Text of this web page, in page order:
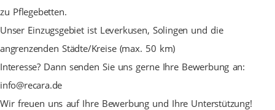
zu Pflegebetten.
Unser Einzugsgebiet ist Leverkusen, Solingen und die
angrenzenden Städte/Kreise (max. 50 km)
Interesse? Dann senden Sie uns gerne Ihre Bewerbung an:
info@recara.de
Wir freuen uns auf Ihre Bewerbung und Ihre Unterstützung!